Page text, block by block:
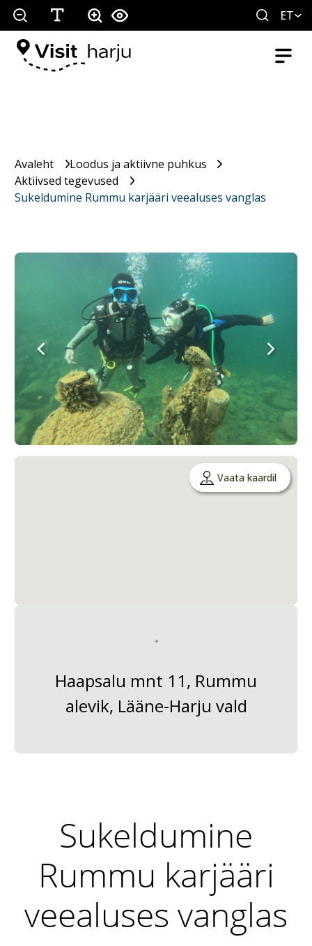
ET
Avaleht
Loodus ja aktiivne puhkus
Aktiivsed tegevused
Sukeldumine Rummu karjääri veealuses vanglas
Vaata kaardil
Haapsalu mnt 11, Rummu
alevik, Lääne-Harju vald
Sukeldumine
Rummu karjääri
veealuses vanglas